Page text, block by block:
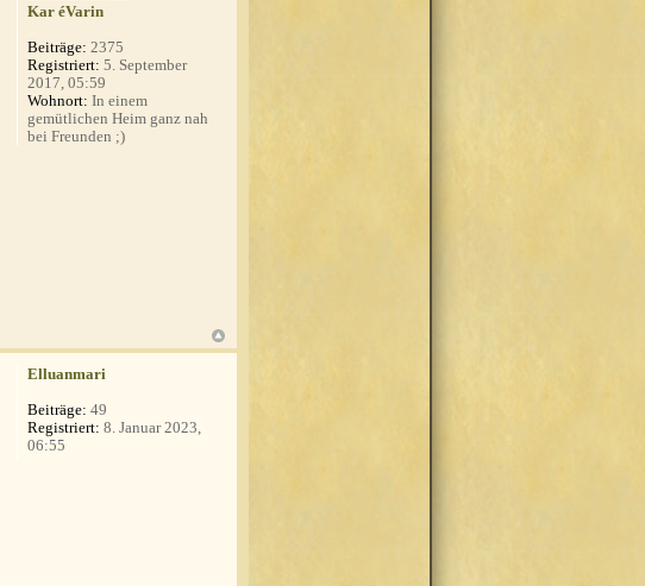
Kar éVarin
Beiträge: 2375
Registriert: 5. September
2017, 05:59
Wohnort: In einem
gemütlichen Heim ganz nah
bei Freunden ;)
Elluanmari
Beiträge: 49
Registriert: 8. Januar 2023,
06:55